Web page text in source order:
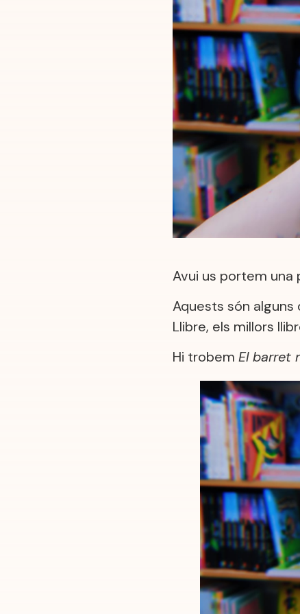
Avui us portem
Aquests són alguns
Llibre, els millors
Hi trobem El barret